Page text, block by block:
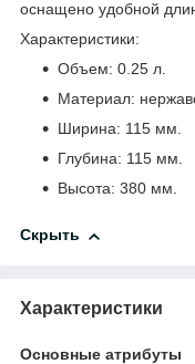
оснащено удобной
Характеристики:
Объем: 0.25 л.
Материал:
Ширина: 115 мм.
Глубина: 115 мм.
Высота: 380 мм.
Скрыть
Характеристики
Основные атрибуты